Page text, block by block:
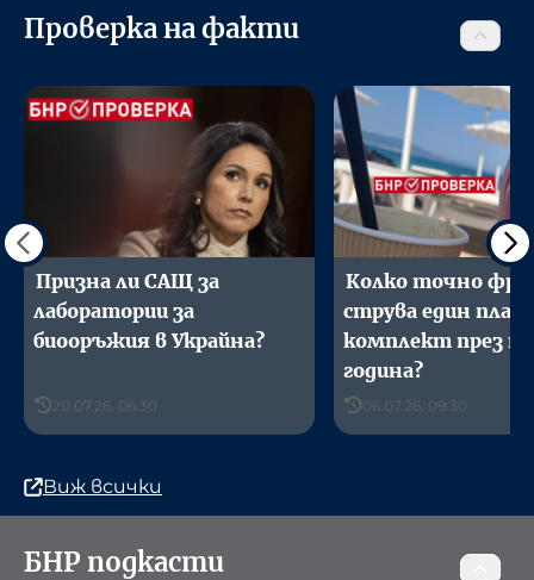
Проверка на факти
Призна ли САЩ за
лаборатории за
биооръжия в Украйна?
20.07.26, 06:30
Колко точно
струва един
комплект през
година?
06.07.26, 09:30
Виж всички
БНР подкасти